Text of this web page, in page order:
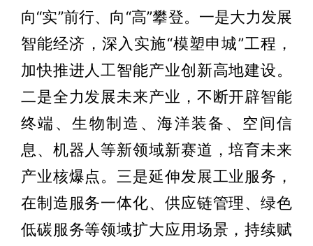
向“实”前行、向“高”攀登。一是大力发展
智能经济，深入实施“模塑申城”工程，
加快推进人工智能产业创新高地建设。
二是全力发展未来产业，不断开辟智能
终端、生物制造、海洋装备、空间信
息、机器人等新领域新赛道，培育未来
产业核爆点。三是延伸发展工业服务，
在制造服务一体化、供应链管理、绿色
低碳服务等领域扩大应用场景，持续赋